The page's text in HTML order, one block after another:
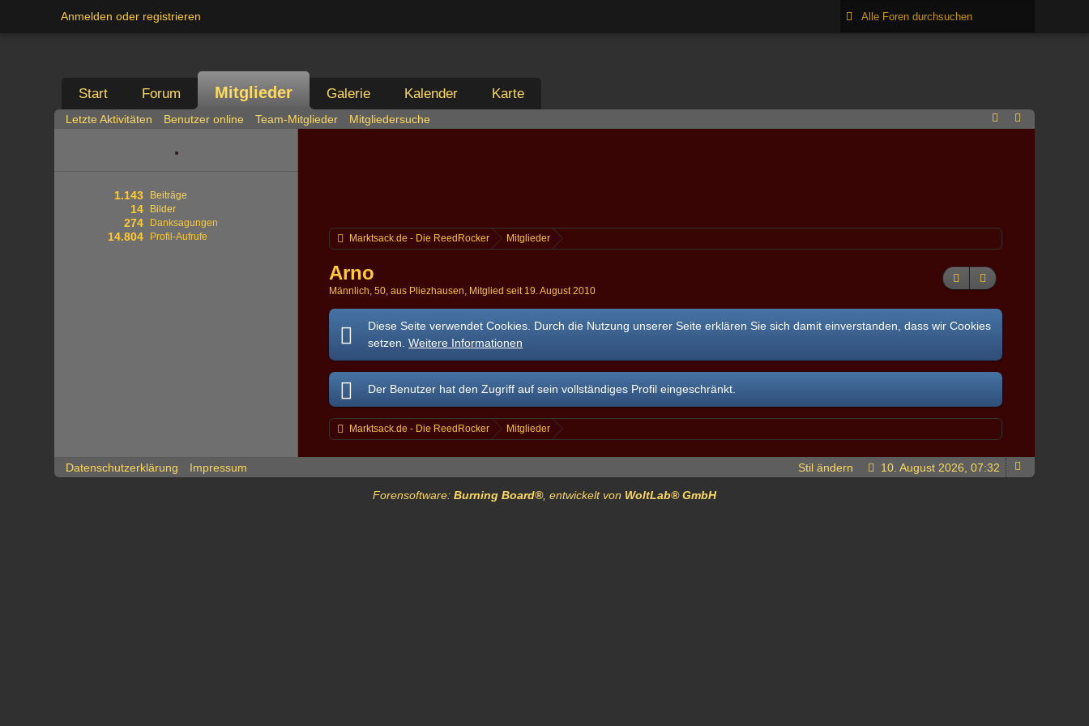
Anmelden oder registrieren
Start Forum Mitglieder Galerie Kalender Karte
Letzte Aktivitäten Benutzer online Team-Mitglieder Mitgliedersuche
Beiträge
1.143
Bilder
14
Danksagungen
274
Profil-Aufrufe
14.804 Marktsack.de - Die ReedRocker Mitglieder
Arno
Männlich 50 aus Pliezhausen Mitglied seit 19. August 2010
Diese Seite verwendet Cookies. Durch die Nutzung unserer Seite erklären Sie sich damit einverstanden, dass wir Cookies
setzen.Weitere Informationen
Der Benutzer hat den Zugriff auf sein vollständiges Profil eingeschränkt.
Marktsack.de - Die ReedRocker Mitglieder
Datenschutzerklärung Impressum 10. August 2026, 07:32
Stil ändern
Forensoftware: Burning Board®, entwickelt von WoltLab® GmbH